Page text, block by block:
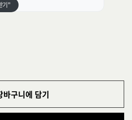
기"
바구니에 담기